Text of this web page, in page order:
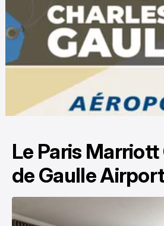
Le Paris
de Gaulle